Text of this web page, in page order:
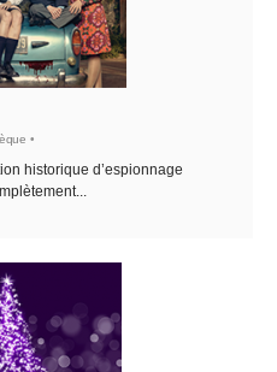
•
historique d’espionnage